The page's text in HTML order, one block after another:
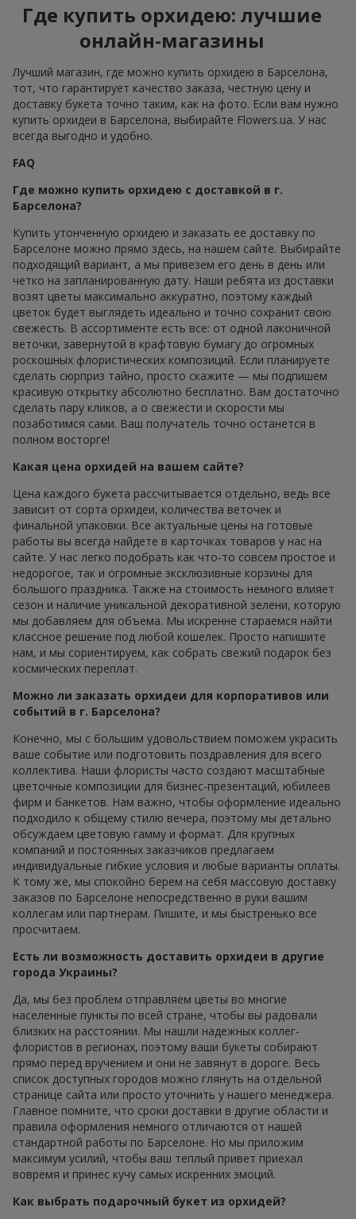
Где купить орхидею: лучшие
онлайн-магазины
Лучший магазин, где можно купить орхидею в Барселона,
тот, что гарантирует качество заказа, честную цену и
доставку букета точно таким, как на фото. Если вам нужно
купить орхидеи в Барселона, выбирайте Flowers.ua. У нас
всегда выгодно и удобно.
FAQ
Где можно купить орхидею с доставкой в г.
Барселона?
Купить утонченную орхидею и заказать ее доставку по
Барселоне можно прямо здесь, на нашем сайте. Выбирайте
подходящий вариант, а мы привезем его день в день или
четко на запланированную дату. Наши ребята из доставки
возят цветы максимально аккуратно, поэтому каждый
цветок будет выглядеть идеально и точно сохранит свою
свежесть. В ассортименте есть все: от одной лаконичной
веточки, завернутой в крафтовую бумагу до огромных
роскошных флористических композиций. Если планируете
сделать сюрприз тайно, просто скажите — мы подпишем
красивую открытку абсолютно бесплатно. Вам достаточно
сделать пару кликов, а о свежести и скорости мы
позаботимся сами. Ваш получатель точно останется в
полном восторге!
Какая цена орхидей на вашем сайте?
Цена каждого букета рассчитывается отдельно, ведь все
зависит от сорта орхидеи, количества веточек и
финальной упаковки. Все актуальные цены на готовые
работы вы всегда найдете в карточках товаров у нас на
сайте. У нас легко подобрать как что-то совсем простое и
недорогое, так и огромные эксклюзивные корзины для
большого праздника. Также на стоимость немного влияет
сезон и наличие уникальной декоративной зелени, которую
мы добавляем для объема. Мы искренне стараемся найти
классное решение под любой кошелек. Просто напишите
нам, и мы сориентируем, как собрать свежий подарок без
космических переплат.
Можно ли заказать орхидеи для корпоративов или
событий в г. Барселона?
Конечно, мы с большим удовольствием поможем украсить
ваше событие или подготовить поздравления для всего
коллектива. Наши флористы часто создают масштабные
цветочные композиции для бизнес-презентаций, юбилеев
фирм и банкетов. Нам важно, чтобы оформление идеально
подходило к общему стилю вечера, поэтому мы детально
обсуждаем цветовую гамму и формат. Для крупных
компаний и постоянных заказчиков предлагаем
индивидуальные гибкие условия и любые варианты оплаты.
К тому же, мы спокойно берем на себя массовую доставку
заказов по Барселоне непосредственно в руки вашим
коллегам или партнерам. Пишите, и мы быстренько все
просчитаем.
Есть ли возможность доставить орхидеи в другие
города Украины?
Да, мы без проблем отправляем цветы во многие
населенные пункты по всей стране, чтобы вы радовали
близких на расстоянии. Мы нашли надежных коллег-
флористов в регионах, поэтому ваши букеты собирают
прямо перед вручением и они не завянут в дороге. Весь
список доступных городов можно глянуть на отдельной
странице сайта или просто уточнить у нашего менеджера.
Главное помните, что сроки доставки в другие области и
правила оформления немного отличаются от нашей
стандартной работы по Барселоне. Но мы приложим
максимум усилий, чтобы ваш теплый привет приехал
вовремя и принес кучу самых искренних эмоций.
Как выбрать подарочный букет из орхидей?